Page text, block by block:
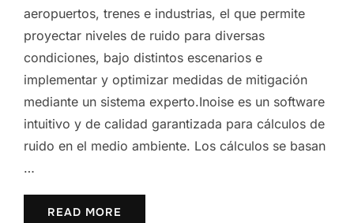
aeropuertos, trenes e industrias, el que permite
proyectar niveles de ruido para diversas
condiciones, bajo distintos escenarios e
implementar y optimizar medidas de mitigación
mediante un sistema experto.Inoise es un software
intuitivo y de calidad garantizada para cálculos de
ruido en el medio ambiente. Los cálculos se basan
…
READ MORE